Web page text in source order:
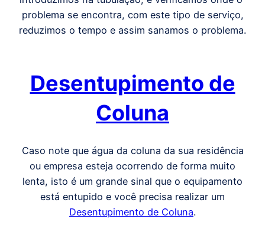
problema se encontra, com este tipo de serviço,
reduzimos o tempo e assim sanamos o problema.
Desentupimento de
Coluna
Caso note que água da coluna da sua residência
ou empresa esteja ocorrendo de forma muito
lenta, isto é um grande sinal que o equipamento
está entupido e você precisa realizar um
Desentupimento de Coluna.